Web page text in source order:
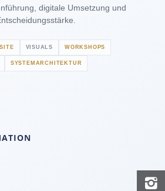
digitale Umsetzung und
VISUALS WORKSHOPS
SYSTEMARCHITEKTUR
